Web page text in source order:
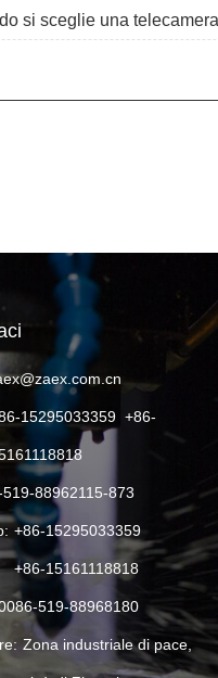
si sceglie una
15295033359 +86-
88962115-873
+86-15295033359
+86-15161118818
519-88968180
Zona industriale di pace,